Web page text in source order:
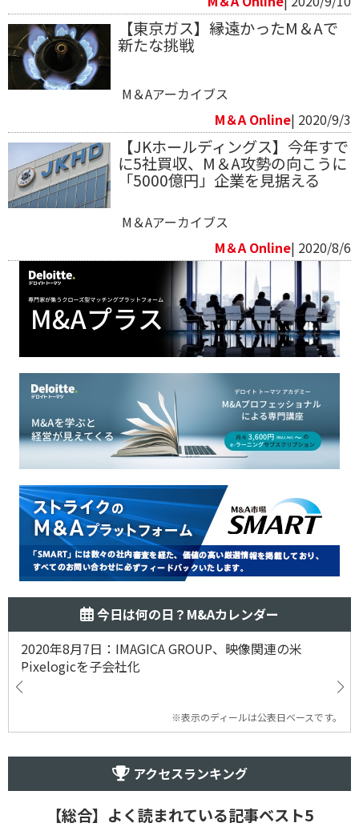
【東京ガス】縁遠かったM＆Aで
新たな挑戦
M＆Aアーカイブス
M＆A Online| 2020/9/3
【JKホールディングス】今年すで
に5社買収、M＆A攻勢の向こうに
「5000億円」企業を見据える
M＆Aアーカイブス
M＆A Online| 2020/8/6
今日は何の日？M&Aカレンダー
2020年8月7日：IMAGICA GROUP、映像関連の米
Pixelogicを子会社化
※表示のディールは公表日ベースです。
アクセスランキング
【総合】よく読まれている記事ベスト5